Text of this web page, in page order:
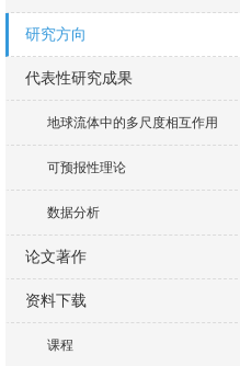
研究方向
代表性研究成果
地球流体中的多尺度相互作用
可预报性理论
数据分析
论文著作
资料下载
课程